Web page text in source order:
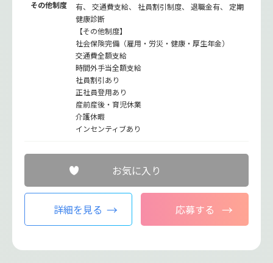
その他制度
有、 交通費支給、 社員割引制度、 退職金有、 定期
健康診断
【その他制度】
社会保険完備（雇用・労災・健康・厚生年金）
交通費全額支給
時間外手当全額支給
社員割引あり
正社員登用あり
産前産後・育児休業
介護休暇
インセンティブあり
お気に入り
詳細を見る 応募する